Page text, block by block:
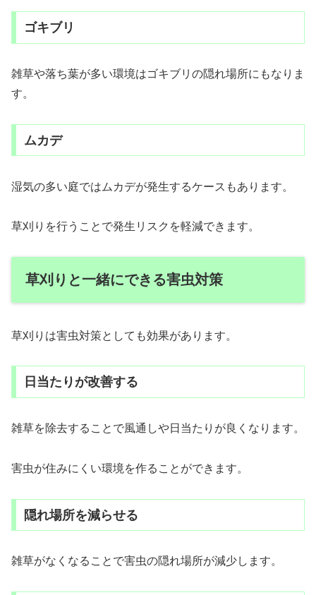
ゴキブリ
雑草や落ち葉が多い環境はゴキブリの隠れ場所にもなりま
す。
ムカデ
湿気の多い庭ではムカデが発生するケースもあります。
草刈りを行うことで発生リスクを軽減できます。
草刈りと一緒にできる害虫対策
草刈りは害虫対策としても効果があります。
日当たりが改善する
雑草を除去することで風通しや日当たりが良くなります。
害虫が住みにくい環境を作ることができます。
隠れ場所を減らせる
雑草がなくなることで害虫の隠れ場所が減少します。